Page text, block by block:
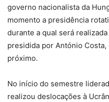
governo nacionalista da
momento a presidência
durante a qual será
presidida por António
próximo.
No início do semestre
realizou deslocações à